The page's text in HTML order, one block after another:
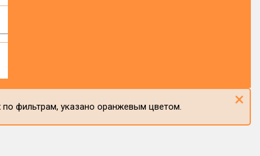
по фильтрам, указано оранжевым цветом. ×